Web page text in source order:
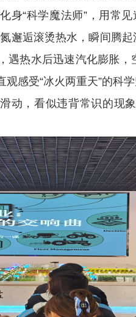
身“科学魔法师”，用常
邂逅滚烫热水，瞬间腾
遇热水后迅速汽化膨胀
感受“冰火两重天”的科
动，看似违背常识的现